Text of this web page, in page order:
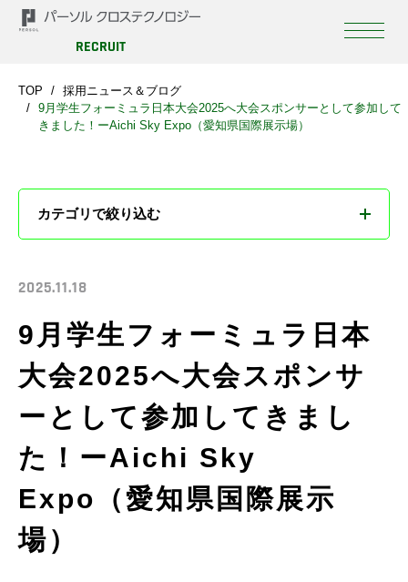
RECRUIT
TOP
採用ニュース＆ブログ
9月学生フォーミュラ日本大会2025へ大会スポンサーとして参加して
きました！ーAichi Sky Expo（愛知県国際展示場）
カテゴリで絞り込む
2025.11.18
9月学生フォーミュラ日本
大会2025へ大会スポンサ
ーとして参加してきまし
た！ーAichi Sky
Expo（愛知県国際展示
場）